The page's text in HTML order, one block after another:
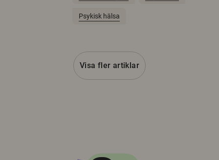
Psykisk hälsa
Visa fler artiklar